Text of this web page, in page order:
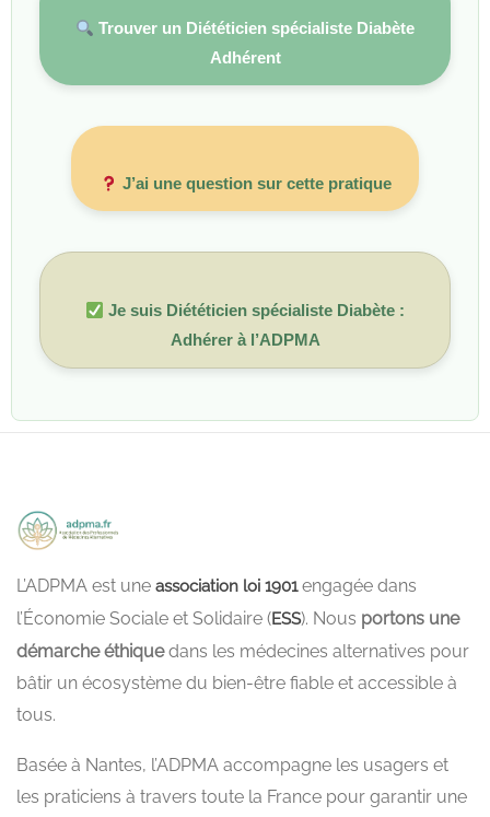
Trouver un Diététicien spécialiste Diabète
Adhérent
J’ai une question sur cette pratique
Je suis Diététicien spécialiste Diabète :
Adhérer à l’ADPMA
L’ADPMA est une association loi 1901engagée dans
l’Économie Sociale et Solidaire (ESS). Nous portons une
démarche éthiquedans les médecines alternatives pour
bâtir un écosystème du bien-être fiable et accessible à
tous.
Basée à Nantes, l’ADPMA accompagne les usagers et
les praticiens à travers toute la France pour garantir une